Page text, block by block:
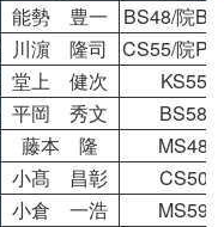
能勢 豊一 BS48/院
川濵 隆司
CS55/院
堂上 健次
KS55
平岡 秀文
BS58
藤本 隆
MS48
小髙 昌彰
CS50
小倉 一浩
MS59